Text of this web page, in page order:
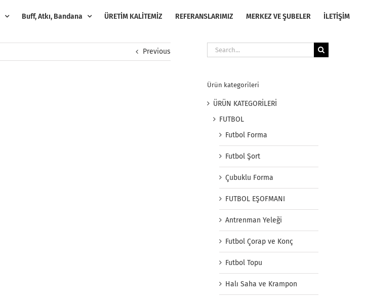
Buff, Atkı, Bandana ÜRETİM KALİTEMİZ REFERANSLARIMIZ MERKEZ VE ŞUBELER İLETİŞİM
Previous
Search
for:
Ürün kategorileri
ÜRÜN KATEGORİLERİ
FUTBOL
Futbol Forma
Futbol Şort
Çubuklu Forma
FUTBOL EŞOFMANI
Antrenman Yeleği
Futbol Çorap ve Konç
Futbol Topu
Halı Saha ve Krampon